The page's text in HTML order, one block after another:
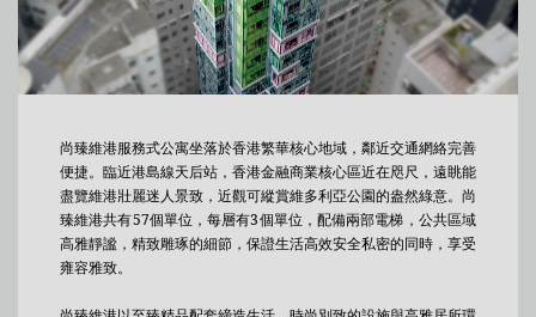
尚臻維港服務式公寓坐落於香港繁華核心地域，鄰近交通網絡完善
便捷。臨近港島線天后站，香港金融商業核心區近在咫尺，遠眺能
盡覽維港壯麗迷人景致，近觀可縱賞維多利亞公園的盎然綠意。尚
臻維港共有57個單位，每層有3個單位，配備兩部電梯，公共區域
高雅靜謐，精致雕琢的細節，保證生活高效安全私密的同時，享受
雍容雅致。